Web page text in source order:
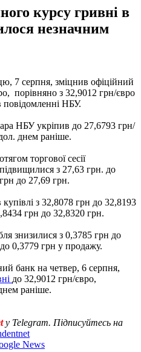
курсу гривні в
незначним
7 серпня, зміцнив офіційний
порівняно з 32,9012 грн/євро
повідомленні НБУ.
НБУ укріпив до 27,6793 грн/
днем раніше.
торгової сесії
з 27,63 грн. до
до 27,69 грн.
з 32,8078 грн до 32,8193
грн до 32,8320 грн.
знизилися з 0,3785 грн до
0,3779 грн у продажу.
банк на четвер, 6 серпня,
до 32,9012 грн/євро,
​​раніше.
у Telegram. Підписуйтесь на
News